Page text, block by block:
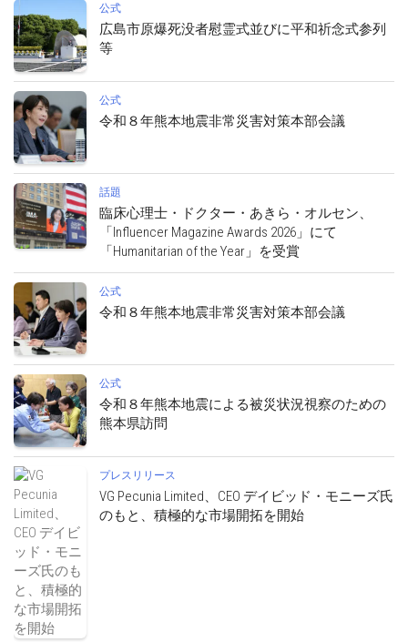
公式
広島市原爆死没者慰霊式並びに平和祈念式参列
等
公式
令和８年熊本地震非常災害対策本部会議
話題
臨床心理士・ドクター・あきら・オルセン、
「Influencer Magazine Awards 2026」にて
「Humanitarian of the Year」を受賞
公式
令和８年熊本地震非常災害対策本部会議
公式
令和８年熊本地震による被災状況視察のための
熊本県訪問
プレスリリース
VG Pecunia Limited、CEO デイビッド・モニーズ氏
のもと、積極的な市場開拓を開始